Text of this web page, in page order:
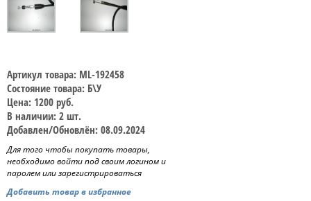
Артикул товара: ML-192458
Состояние товара: Б\У
Цена: 1200 руб.
В наличии: 2 шт.
Добавлен/Обновлён: 08.09.2024
Для того чтобы покупать товары,
необходимо войти под своим логином и
паролем или зарегистрироваться
Добавить товар в избранное